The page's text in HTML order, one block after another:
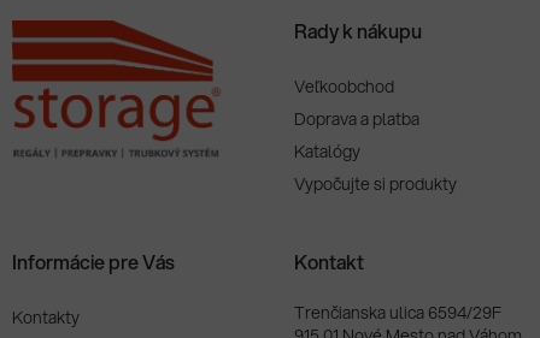
Rady k nákupu
Veľkoobchod
Doprava a platba
Katalógy
Vypočujte si produkty
Informácie pre Vás
Kontakty
Kontakt
Trenčianska ulica 6594/29F